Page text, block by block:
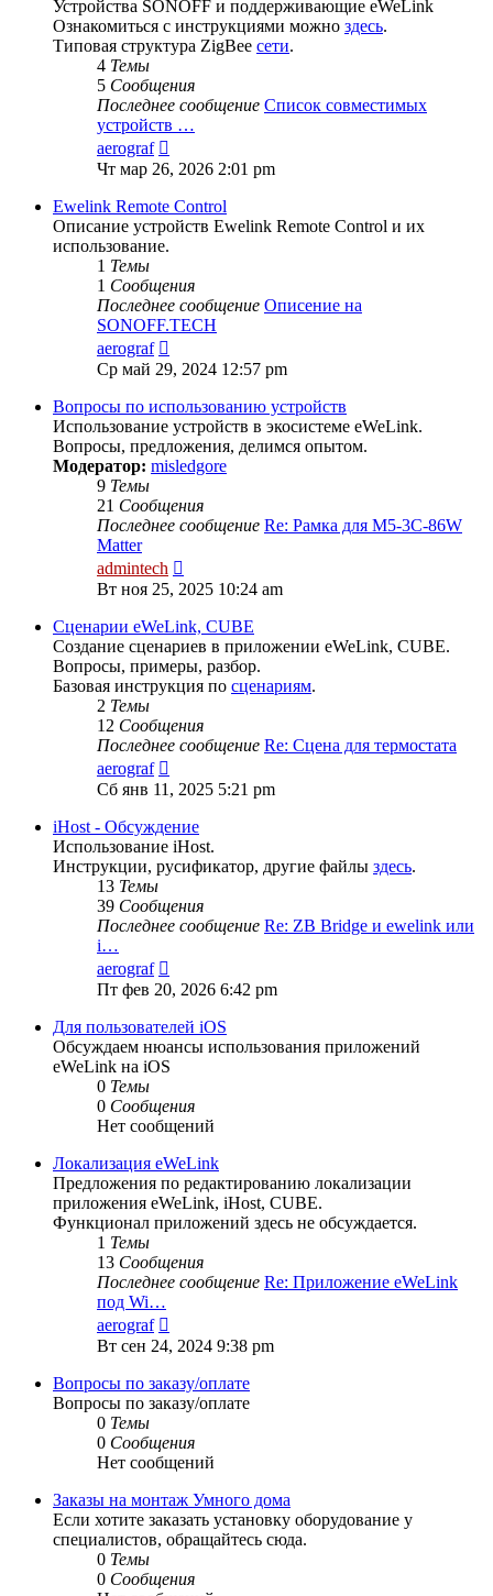
Устройства SONOFF и поддерживающие eWeLink
Ознакомиться с инструкциями можно здесь.
Типовая структура ZigBee сети.
4 Темы
5 Сообщения
Последнее сообщение Список совместимых
устройств …
aerograf
к
последнему
сообщению
Чт мар 26, 2026 2:01 pm
Ewelink Remote Control
Описание устройств Ewelink Remote Control и их
использование.
1 Темы
1 Сообщения
Последнее сообщение Описение на
SONOFF.TECH
aerograf
к
сообщению
Ср май 29, 2024 12:57 pm
Вопросы по использованию устройств
Использование устройств в экосистеме eWeLink.
Вопросы, предложения, делимся опытом.
Модератор: misledgore
9 Темы
21 Сообщения
Последнее сообщение Re: Рамка для M5-3C-86W
Matter
admintech
к
сообщению
Вт ноя 25, 2025 10:24 am
Сценарии eWeLink, CUBE
Создание сценариев в приложении eWeLink, CUBE.
Вопросы, примеры, разбор.
Базовая инструкция по сценариям.
2 Темы
12 Сообщения
Последнее сообщение Re: Сцена для термостата
aerograf
последнему
сообщению
Сб янв 11, 2025 5:21 pm
iHost - Обсуждение
Использование iHost.
Инструкции, русификатор, другие файлы здесь.
13 Темы
39 Сообщения
Последнее сообщение Re: ZB Bridge и ewelink или
i…
aerograf
к
последнему
сообщению
Пт фев 20, 2026 6:42 pm
Для пользователей iOS
Обсуждаем нюансы использования приложений
eWeLink на iOS
0 Темы
0 Сообщения
Нет сообщений
Локализация eWeLink
Предложения по редактированию локализации
приложения eWeLink, iHost, CUBE.
Функционал приложений здесь не обсуждается.
1 Темы
13 Сообщения
Последнее сообщение Re: Приложение eWeLink
под Wi…
aerograf
последнему
сообщению
Вт сен 24, 2024 9:38 pm
Вопросы по заказу/оплате
Вопросы по заказу/оплате
0 Темы
0 Сообщения
Нет сообщений
Заказы на монтаж Умного дома
Если хотите заказать установку оборудование у
специалистов, обращайтесь сюда.
0 Темы
0 Сообщения